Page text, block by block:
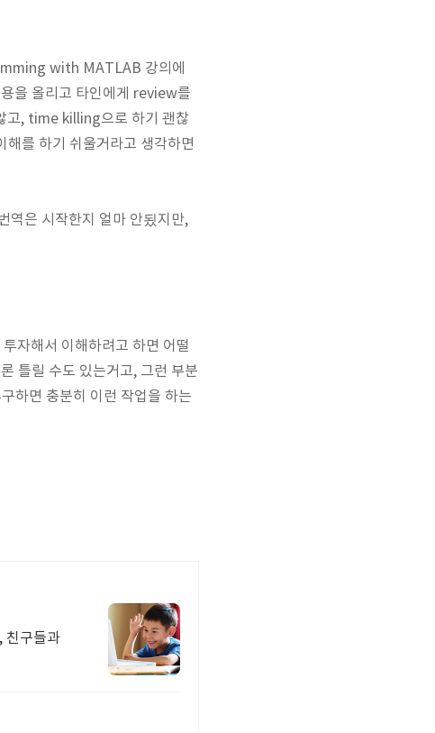
with MATLAB 강의에
을 올리고 타인에게 review를
고, time killing으로 하기 괜찮
해를 하기 쉬울거라고 생각하면
역은 시작한지 얼마 안됬지만,
자해서 이해하려고 하면 어떨
틀릴 수도 있는거고, 그런 부분
하면 충분히 이런 작업을 하는
친구들과